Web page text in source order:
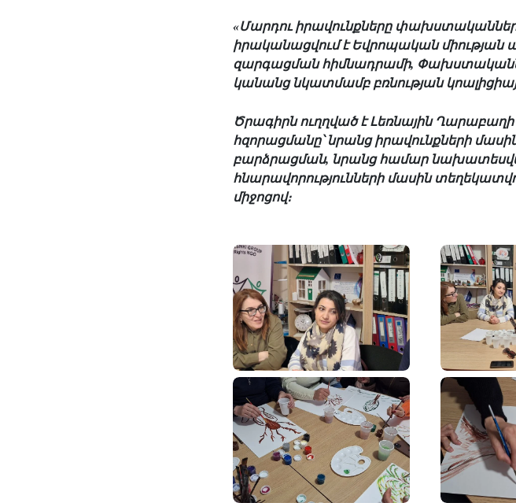
«Մարդու իրավունքները
իրականացվում է Եվրոպական միության
զարգացման հիմնադրամի,
կանանց նկատմամբ բռնության
Ծրագիրն ուղղված է Լեռնային
հզորացմանը՝ նրանց իրավունքների
բարձրացման, նրանց համար
հնարավորությունների մասին
միջոցով։